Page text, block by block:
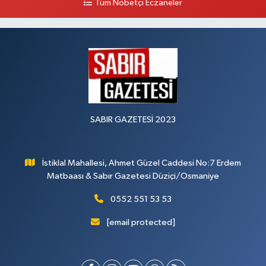
Tüm Nöbetçi Eczaneler
SABIR GAZETESİ 2023
İstiklal Mahallesi, Ahmet Güzel Caddesi No:7 Erdem
Matbaası & Sabır Gazetesi Düziçi/Osmaniye
0552 551 53 53
[email protected]